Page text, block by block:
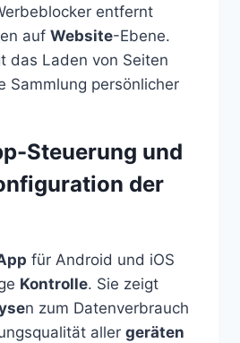
entfernt
auf Website-Ebene.
das Laden von Seiten
Sammlung persönlicher
Steuerung und
der
für Android und iOS
Kontrolle. Sie zeigt
n zum Datenverbrauch
aller geräten